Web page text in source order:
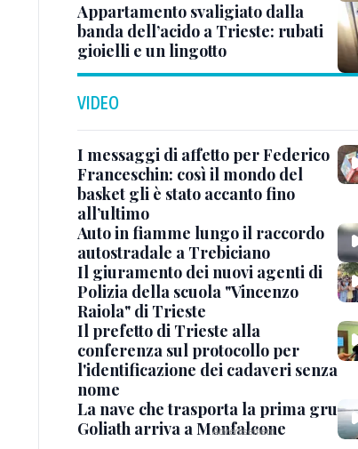
Appartamento svaligiato dalla
banda dell’acido a Trieste: rubati
gioielli e un lingotto
VIDEO
I messaggi di affetto per Federico
Franceschin: così il mondo del
basket gli è stato accanto fino
all’ultimo
Auto in fiamme lungo il raccordo
autostradale a Trebiciano
Il giuramento dei nuovi agenti di
Polizia della scuola "Vincenzo
Raiola" di Trieste
Il prefetto di Trieste alla
conferenza sul protocollo per
l'identificazione dei cadaveri senza
nome
La nave che trasporta la prima gru
Goliath arriva a Monfalcone